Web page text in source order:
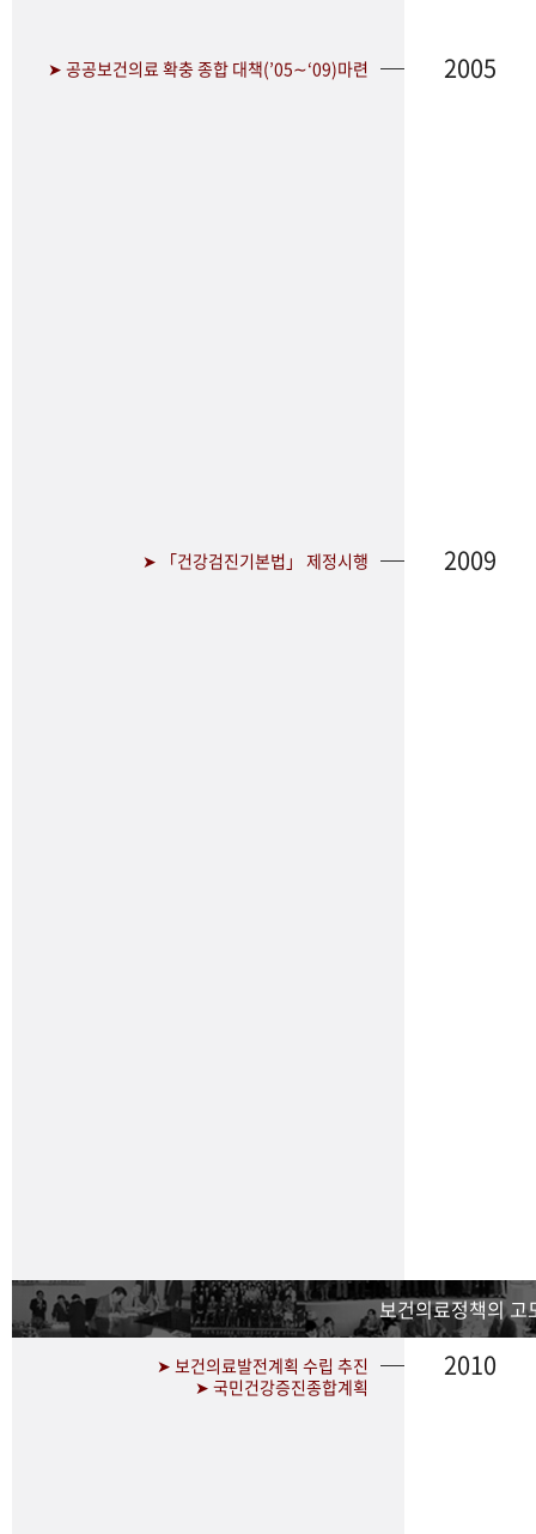
➤ 공공보건의료 확충 종합 대책(’05∼‘09)마련 2005
➤ 「건강검진기본법」 제정시행 2009
보건의료정책의 고
➤ 보건의료발전계획 수립 추진
➤ 국민건강증진종합계획
2010